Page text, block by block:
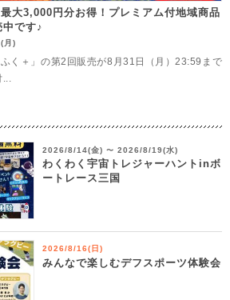
大3,000円分お得！プレミアム付地域商品
です♪
月)
く＋」の第2回販売が8月31日（月）23:59まで
...
2026/8/14(金) 〜 2026/8/19(水)
わくわく宇宙トレジャーハントinボ
ートレース三国
2026/8/16(日)
みんなで楽しむデフスポーツ体験会